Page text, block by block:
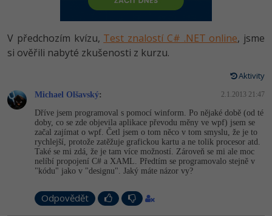
HTML5, CSS3, Bootstrap, SEO
SQL a databáze
UML a návrhové vzory
React
Spring
ASP.NET MVC
PHP
JavaScript
HTML / CSS
UML a návrhové vzory
MySQL/MariaDB
MS-SQL
Vývojář mobilních aplikací
Specialista na AI a bigdata
Webdesigner
Tester
Systémový administrátor
Grafik / UX/UI návrhář
3D grafik
-80%
JavaScript -80%
C++ -80%
Swift -80%
Kotlin -80%
-80%
VB.NET
V předchozím kvízu, Test znalostí C# .NET online, jsme
si ověřili nabyté zkušenosti z kurzu.
Aktivity
Michael Olšavský: 2.1.2013 21:47
Dříve jsem programoval s pomocí winform. Po nějaké době (od té
doby, co se zde objevila aplikace převodu měny ve wpf) jsem se
začal zajímat o wpf. Četl jsem o tom něco v tom smyslu, že je to
rychlejší, protože zatěžuje grafickou kartu a ne tolik procesor atd.
Také se mi zdá, že je tam více možností. Zároveň se mi ale moc
nelíbí propojení C# a XAML. Předtím se programovalo stejně v
"kódu" jako v "designu". Jaký máte názor vy?
Odpovědět